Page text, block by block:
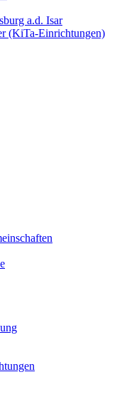
a.d. Isar
(KiTa-Einrichtungen)